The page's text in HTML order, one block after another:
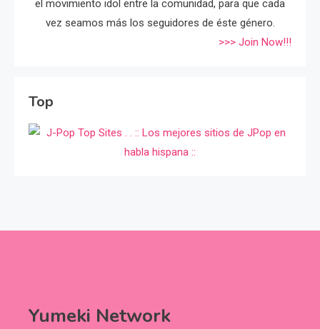
el movimiento idol entre la comunidad, para que cada
vez seamos más los seguidores de éste género.
>>> Join Now!!!
Top
Yumeki Network